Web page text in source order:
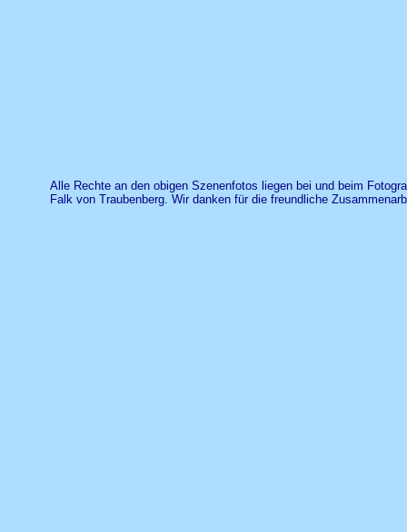
Alle Rechte an den obigen Szenenfotos liegen bei und beim
Falk von Traubenberg. Wir danken für die freundliche